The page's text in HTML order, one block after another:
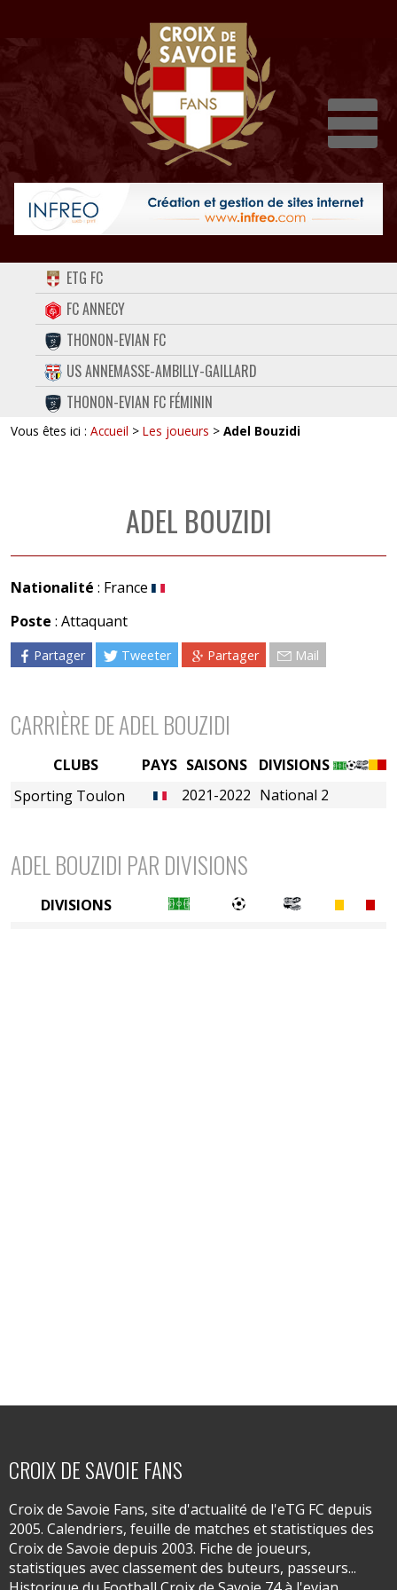
ACCUEIL
FORUM
CONTACT
FACEBOOK
TWITTER
ETG FC
FC ANNECY
THONON-EVIAN FC
US ANNEMASSE-AMBILLY-GAILLARD
THONON-EVIAN FC FÉMININ
Vous êtes ici : Accueil > Les joueurs > Adel Bouzidi
ADEL BOUZIDI
Nationalité : France
Poste : Attaquant
Partager Tweeter Partager Mail
CARRIÈRE DE ADEL BOUZIDI
PAYS SAISONS
DIVISIONS
2021-2022 National 2
CLUBS
Sporting Toulon
ADEL BOUZIDI PAR DIVISIONS
DIVISIONS
CROIX DE SAVOIE FANS
Croix de Savoie Fans, site d'actualité de l'eTG FC depuis
2005. Calendriers, feuille de matches et statistiques des
Croix de Savoie depuis 2003. Fiche de joueurs,
statistiques avec classement des buteurs, passeurs...